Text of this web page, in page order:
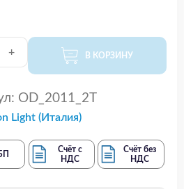
+ В КОРЗИНУ
OD_2011_2T
Light (Италия)
Счёт с
НДС
Счёт без
НДС